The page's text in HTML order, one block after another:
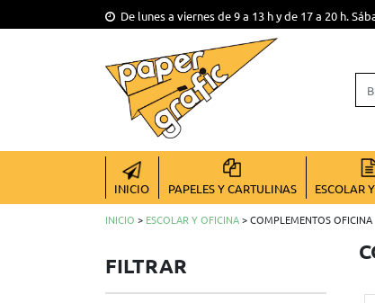
De lunes a viernes de 9 a 13 h y de 17 a 20 h.
INICIO
PAPELES Y CARTULINAS ESCOLAR
INICIO > ESCOLAR Y OFICINA> COMPLEMENTOS OFICINA
FILTRAR